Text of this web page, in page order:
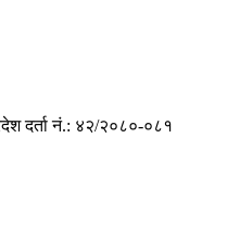
दर्ता नं.: ४२/२०८०-०८१